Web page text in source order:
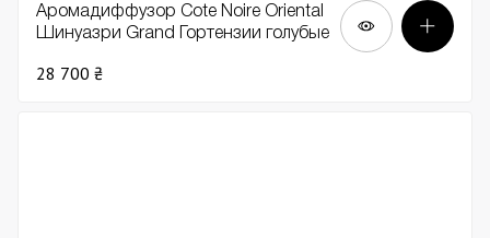
Аромадиффузор Cote Noire Oriental
Шинуазри Grand Гортензии голубые
28 700 ₴